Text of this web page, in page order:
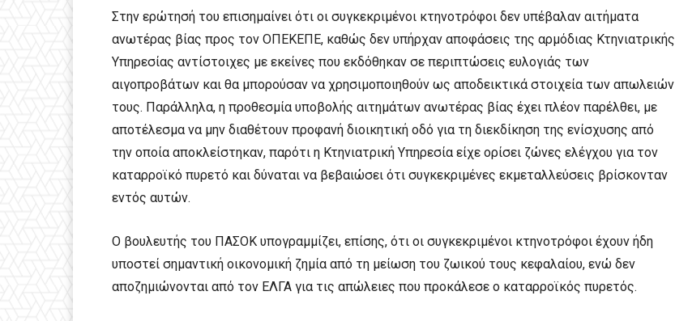
Στην ερώτησή του επισημαίνει ότι οι συγκεκριμένοι κτηνοτρόφοι δεν υπέβαλαν αιτήματα
ανωτέρας βίας προς τον ΟΠΕΚΕΠΕ, καθώς δεν υπήρχαν αποφάσεις της αρμόδιας Κτηνιατρικής
Υπηρεσίας αντίστοιχες με εκείνες που εκδόθηκαν σε περιπτώσεις ευλογιάς των
αιγοπροβάτων και θα μπορούσαν να χρησιμοποιηθούν ως αποδεικτικά στοιχεία των απωλειών
τους. Παράλληλα, η προθεσμία υποβολής αιτημάτων ανωτέρας βίας έχει πλέον παρέλθει, με
αποτέλεσμα να μην διαθέτουν προφανή διοικητική οδό για τη διεκδίκηση της ενίσχυσης από
την οποία αποκλείστηκαν, παρότι η Κτηνιατρική Υπηρεσία είχε ορίσει ζώνες ελέγχου για τον
καταρροϊκό πυρετό και δύναται να βεβαιώσει ότι συγκεκριμένες εκμεταλλεύσεις βρίσκονταν
εντός αυτών.
Ο βουλευτής του ΠΑΣΟΚ υπογραμμίζει, επίσης, ότι οι συγκεκριμένοι κτηνοτρόφοι έχουν ήδη
υποστεί σημαντική οικονομική ζημία από τη μείωση του ζωικού τους κεφαλαίου, ενώ δεν
αποζημιώνονται από τον ΕΛΓΑ για τις απώλειες που προκάλεσε ο καταρροϊκός πυρετός.